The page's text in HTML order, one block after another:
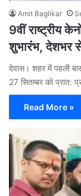
Amit Baglikar
9वीं राष्ट्रीय
शुभारंभ, देशभर
देवास। शहर में पहली
27 सितम्बर को प्रात:
Read More »